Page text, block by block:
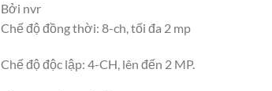
Bởi nvr
Chế độ đồng thời: 8-ch, tối đa 2 mp
Chế độ độc lập: 4-CH, lên đến 2 MP.